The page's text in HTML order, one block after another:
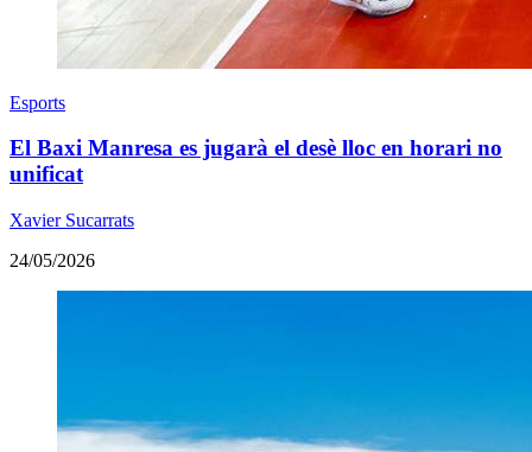
Esports
El Baxi Manresa es jugarà el desè lloc en horari no
unificat
Xavier Sucarrats
24/05/2026